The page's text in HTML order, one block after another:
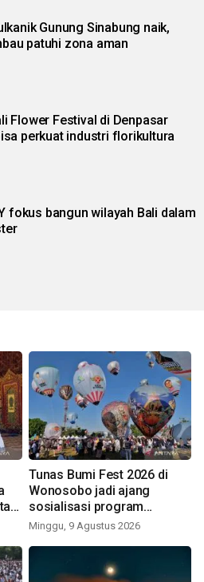
Gunung Sinabung naik,
patuhi zona aman
Flower Festival di Denpasar
perkuat industri florikultura
fokus bangun wilayah Bali dalam
Tunas Bumi Fest 2026 di
Wonosobo jadi ajang
sosialisasi program
pemerintah lewat balon
Minggu, 9 Agustus 2026